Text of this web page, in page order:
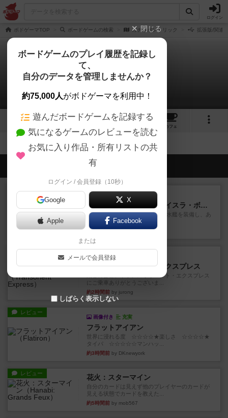
ログイン
ボドゲーマTOP ボードゲームの検索 ガチャポントリック 拡張版/関連
ガチャポントリック
拡張/関連作品 0件
4 1
カフェ
会員の新しい投稿
ルール/インスト
キャプテン・フリップ：イスラ・ボンバ
イスラ・ボンバを探しに出航!潜水艦を装備し、あ
なたの乗組員を監獄から解...
約2時間前by jurong
ルール/インスト
画像付き
トランスオリエント・エクスプレス
乗客の皆様、トランスオリエント・エクスプレス
にご乗車ありがとうございま...
約2時間前 by jurong
レビュー
画像付き 充実
フラットアイアン
世界に浸れる度 ☆☆☆☆★楽しさ ☆☆☆☆★
タイパ ☆☆☆☆☆マンハッ...
約3時間前 by DKnewyork
レビュー 花火：スターマイン
自分のカードは見えず他のプレイヤーのカードが
見える状態でカードを教えた...
約5時間前 by mob567
閉じる
ボードゲームのプレイ履歴を記録し
て、
自分のデータを管理しませんか？
約75,000人がボドゲーマを利用中！
遊んだボードゲームを記録する
気になるゲームのレビューを読む
お気に入り作品・所有リストの共
有
ログイン / 会員登録（10秒）
Google X
Apple Facebook
または
メールで会員登録
しばらく表示しない